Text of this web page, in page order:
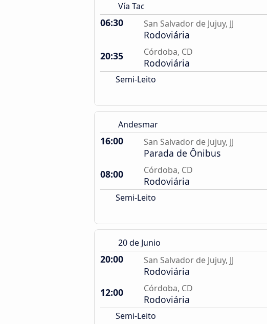
Vía Tac
06:30 San Salvador de Jujuy, JJ
Rodoviária
20:35
Córdoba, CD
Rodoviária
Semi-Leito
Andesmar
16:00 San Salvador de Jujuy, JJ
Parada de Ônibus
08:00
Córdoba, CD
Rodoviária
Semi-Leito
20 de Junio
20:00 San Salvador de Jujuy, JJ
Rodoviária
12:00
Córdoba, CD
Rodoviária
Semi-Leito